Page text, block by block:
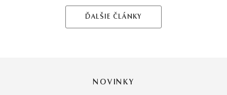
ĎALŠIE ČLÁNKY
NOVINKY